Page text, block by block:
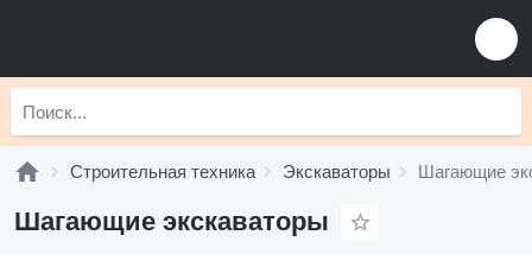
Строительная техника Экскаваторы Шагающие
Шагающие экскаваторы